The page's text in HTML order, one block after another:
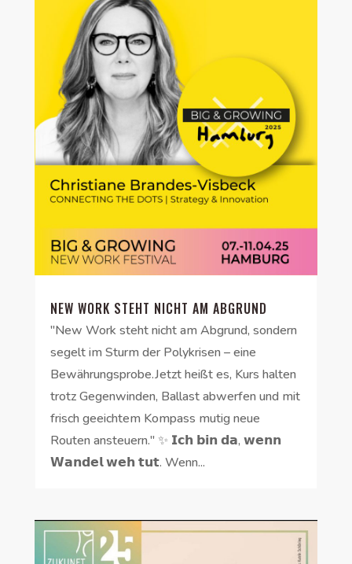
NEW WORK STEHT NICHT AM ABGRUND
"New Work steht nicht am Abgrund, sondern
segelt im Sturm der Polykrisen – eine
Bewährungsprobe.Jetzt heißt es, Kurs halten
trotz Gegenwinden, Ballast abwerfen und mit
frisch geeichtem Kompass mutig neue
Routen ansteuern." ✨ 𝗜𝗰𝗵 𝗯𝗶𝗻 𝗱𝗮, 𝘄𝗲𝗻𝗻
𝗪𝗮𝗻𝗱𝗲𝗹 𝘄𝗲𝗵 𝘁𝘂𝘁. Wenn...